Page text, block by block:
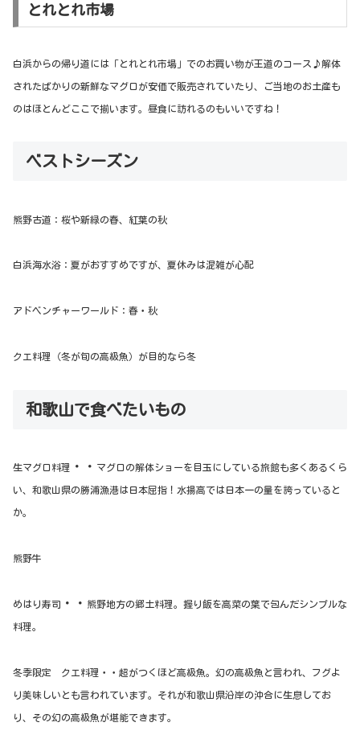
とれとれ市場
白浜からの帰り道には「とれとれ市場」でのお買い物が王道のコース♪解体
されたばかりの新鮮なマグロが安価で販売されていたり、ご当地のお土産も
のはほとんどここで揃います。昼食に訪れるのもいいですね！
ベストシーズン
熊野古道：桜や新緑の春、紅葉の秋
白浜海水浴：夏がおすすめですが、夏休みは混雑が心配
アドベンチャーワールド：春・秋
クエ料理（冬が旬の高級魚）が目的なら冬
和歌山で食べたいもの
生マグロ料理 ・・ マグロの解体ショーを目玉にしている旅館も多くあるくら
い、和歌山県の勝浦漁港は日本屈指！水揚高では日本一の量を誇っていると
か。
熊野牛
めはり寿司 ・・ 熊野地方の郷土料理。握り飯を高菜の葉で包んだシンプルな
料理。
冬季限定 クエ料理・・超がつくほど高級魚。幻の高級魚と言われ、フグよ
り美味しいとも言われています。 それが和歌山県沿岸の沖合に生息してお
り、その幻の高級魚が堪能できます。